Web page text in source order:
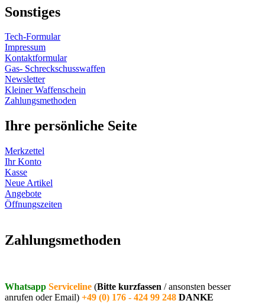
Sonstiges
Tech-Formular
Impressum
Kontaktformular
Gas- Schreckschusswaffen
Newsletter
Kleiner Waffenschein
Zahlungsmethoden
Ihre persönliche Seite
Merkzettel
Ihr Konto
Kasse
Neue Artikel
Angebote
Öffnungszeiten
Zahlungsmethoden
Whatsapp Serviceline (Bitte kurzfassen / ansonsten besser
anrufen oder Email) +49 (0) 176 - 424 99 248 DANKE